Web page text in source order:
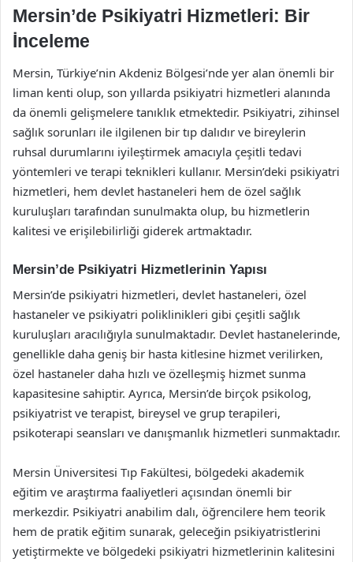
Mersin’de Psikiyatri Hizmetleri: Bir
İnceleme
Mersin, Türkiye’nin Akdeniz Bölgesi’nde yer alan önemli bir
liman kenti olup, son yıllarda psikiyatri hizmetleri alanında
da önemli gelişmelere tanıklık etmektedir. Psikiyatri, zihinsel
sağlık sorunları ile ilgilenen bir tıp dalıdır ve bireylerin
ruhsal durumlarını iyileştirmek amacıyla çeşitli tedavi
yöntemleri ve terapi teknikleri kullanır. Mersin’deki psikiyatri
hizmetleri, hem devlet hastaneleri hem de özel sağlık
kuruluşları tarafından sunulmakta olup, bu hizmetlerin
kalitesi ve erişilebilirliği giderek artmaktadır.
Mersin’de Psikiyatri Hizmetlerinin Yapısı
Mersin’de psikiyatri hizmetleri, devlet hastaneleri, özel
hastaneler ve psikiyatri poliklinikleri gibi çeşitli sağlık
kuruluşları aracılığıyla sunulmaktadır. Devlet hastanelerinde,
genellikle daha geniş bir hasta kitlesine hizmet verilirken,
özel hastaneler daha hızlı ve özelleşmiş hizmet sunma
kapasitesine sahiptir. Ayrıca, Mersin’de birçok psikolog,
psikiyatrist ve terapist, bireysel ve grup terapileri,
psikoterapi seansları ve danışmanlık hizmetleri sunmaktadır.
Mersin Üniversitesi Tıp Fakültesi, bölgedeki akademik
eğitim ve araştırma faaliyetleri açısından önemli bir
merkezdir. Psikiyatri anabilim dalı, öğrencilere hem teorik
hem de pratik eğitim sunarak, geleceğin psikiyatristlerini
yetiştirmekte ve bölgedeki psikiyatri hizmetlerinin kalitesini